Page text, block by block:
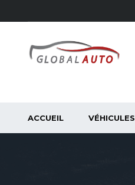
ACCUEIL VÉHICULES